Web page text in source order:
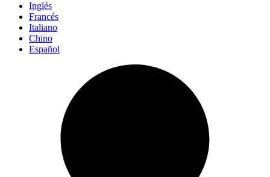
Inglés
Francés
Italiano
Chino
Español